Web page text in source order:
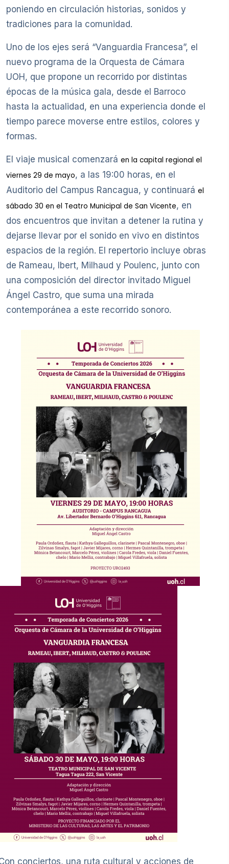
poniendo en circulación historias, sonidos y
tradiciones para la comunidad.
Uno de los ejes será “Vanguardia Francesa”, el
nuevo programa de la Orquesta de Cámara
UOH, que propone un recorrido por distintas
épocas de la música gala, desde el Barroco
hasta la actualidad, en una experiencia donde el
tiempo parece moverse entre estilos, colores y
formas.
El viaje musical comenzará en la capital regional el
viernes 29 de mayo, a las 19:00 horas, en el
Auditorio del Campus Rancagua, y continuará el
sábado 30 en el Teatro Municipal de San Vicente, en
dos encuentros que invitan a detener la rutina y
dejarse llevar por el sonido en vivo en distintos
espacios de la región. El repertorio incluye obras
de Rameau, Ibert, Milhaud y Poulenc, junto con
una composición del director invitado Miguel
Ángel Castro, que suma una mirada
contemporánea a este recorrido sonoro.
conciertos, una ruta cultural y acciones de